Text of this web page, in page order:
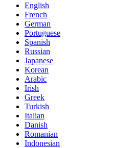
English
French
German
Portuguese
Spanish
Russian
Japanese
Korean
Arabic
Irish
Greek
Turkish
Italian
Danish
Romanian
Indonesian